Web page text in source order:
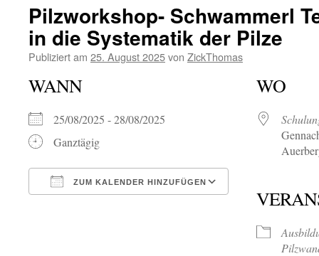
Pilzworkshop- Schwammerl
in die Systematik der Pilze
Publiziert am 25. August 2025von ZickThomas
WANN
25/08/2025 - 28/08/2025
Ganztägig
ZUM KALENDER HINZUFÜGEN
Google Kalender
WO